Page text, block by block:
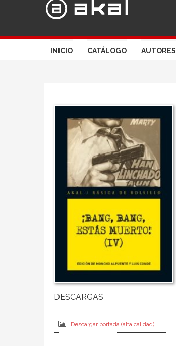
INICIO CATÁLOGO AUTORES
Descargar portada (alta calidad)